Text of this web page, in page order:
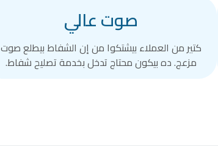
صوت عالي
كتير من العملاء بيشتكوا من إن الشفاط بيطلع صوت
مزعج. ده بيكون محتاج تدخل بخدمة تصليح شفاط.